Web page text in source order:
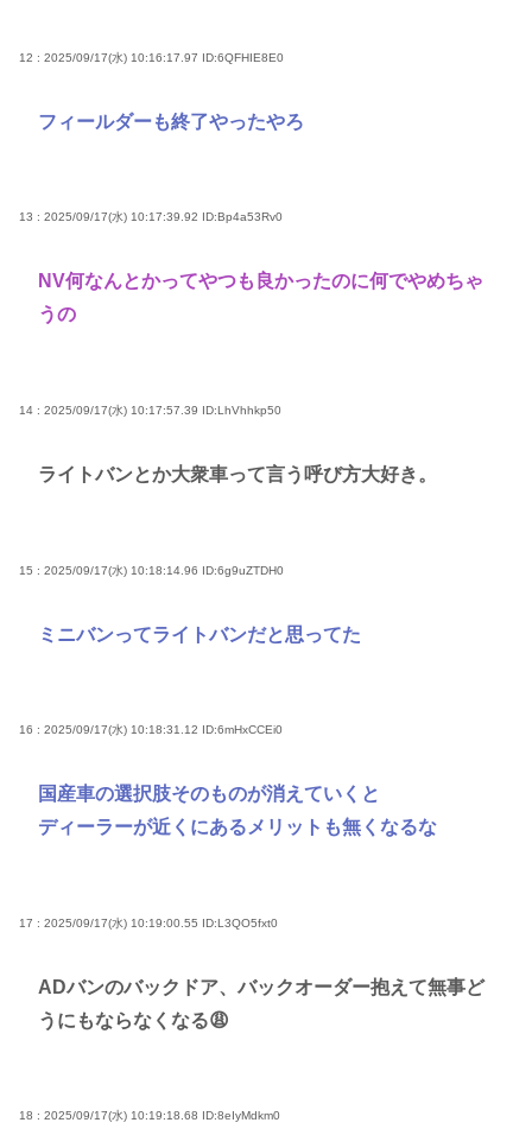
12 : 2025/09/17(水) 10:16:17.97 ID:6QFHIE8E0
フィールダーも終了やったやろ
13 : 2025/09/17(水) 10:17:39.92 ID:Bp4a53Rv0
NV何なんとかってやつも良かったのに何でやめちゃ
うの
14 : 2025/09/17(水) 10:17:57.39 ID:LhVhhkp50
ライトバンとか大衆車って言う呼び方大好き。
15 : 2025/09/17(水) 10:18:14.96 ID:6g9uZTDH0
ミニバンってライトバンだと思ってた
16 : 2025/09/17(水) 10:18:31.12 ID:6mHxCCEi0
国産車の選択肢そのものが消えていくと
ディーラーが近くにあるメリットも無くなるな
17 : 2025/09/17(水) 10:19:00.55 ID:L3QO5fxt0
ADバンのバックドア、バックオーダー抱えて無事ど
うにもならなくなる😩
18 : 2025/09/17(水) 10:19:18.68 ID:8eIyMdkm0